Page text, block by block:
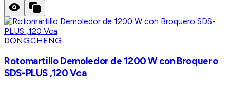
DONGCHENG
Rotomartillo Demoledor de 1200 W con Broquero
SDS-PLUS ,120 Vca